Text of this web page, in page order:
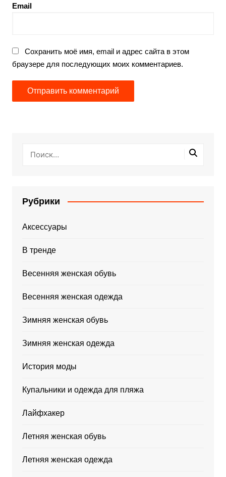
Email
Сохранить моё имя, email и адрес сайта в этом
браузере для последующих моих комментариев.
Рубрики
Аксессуары
В тренде
Весенняя женская обувь
Весенняя женская одежда
Зимняя женская обувь
Зимняя женская одежда
История моды
Купальники и одежда для пляжа
Лайфхакер
Летняя женская обувь
Летняя женская одежда